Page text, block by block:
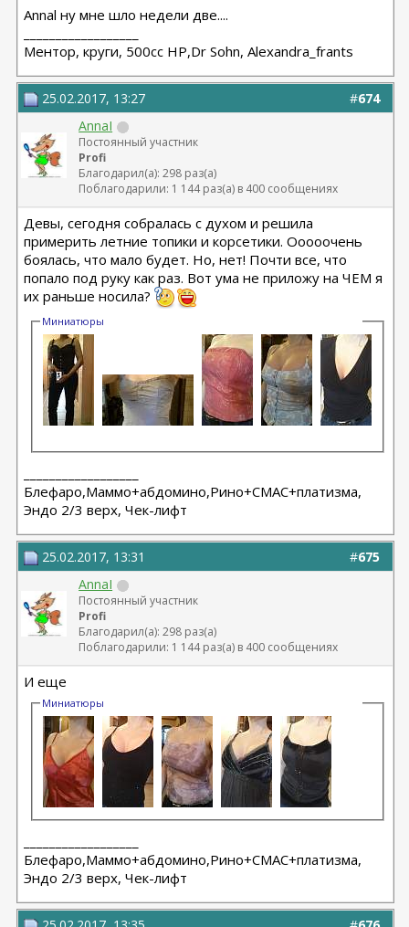
Annal ну мне шло недели две....
Ментор, круги, 500сс HP,Dr Sohn, Alexandra_frants
#674
25.02.2017, 13:27
AnnaI
Постоянный участник
Profi
Благодарил(а): 298 раз(а)
Поблагодарили: 1 144 раз(а) в 400 сообщениях
Девы, сегодня собралась с духом и решила
примерить летние топики и корсетики. Ооооочень
боялась, что мало будет. Но, нет! Почти все, что
попало под руку как раз. Вот ума не приложу на ЧЕМ я
их раньше носила?
Миниатюры
Блефаро,Маммо+абдомино,Рино+СМАС+платизма,
Эндо 2/3 верх, Чек-лифт
#675
25.02.2017, 13:31
AnnaI
Постоянный участник
Profi
Благодарил(а): 298 раз(а)
Поблагодарили: 1 144 раз(а) в 400 сообщениях
И еще
Миниатюры
Блефаро,Маммо+абдомино,Рино+СМАС+платизма,
Эндо 2/3 верх, Чек-лифт